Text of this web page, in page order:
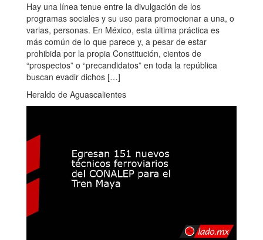
Hay una línea tenue entre la divulgación de los
programas sociales y su uso para promocionar a una, o
varias, personas. En México, esta última práctica es
más común de lo que parece y, a pesar de estar
prohibida por la propia Constitución, cientos de
“prospectos” o “precandidatos” en toda la república
buscan evadir dichos […]
Heraldo de Aguascalientes